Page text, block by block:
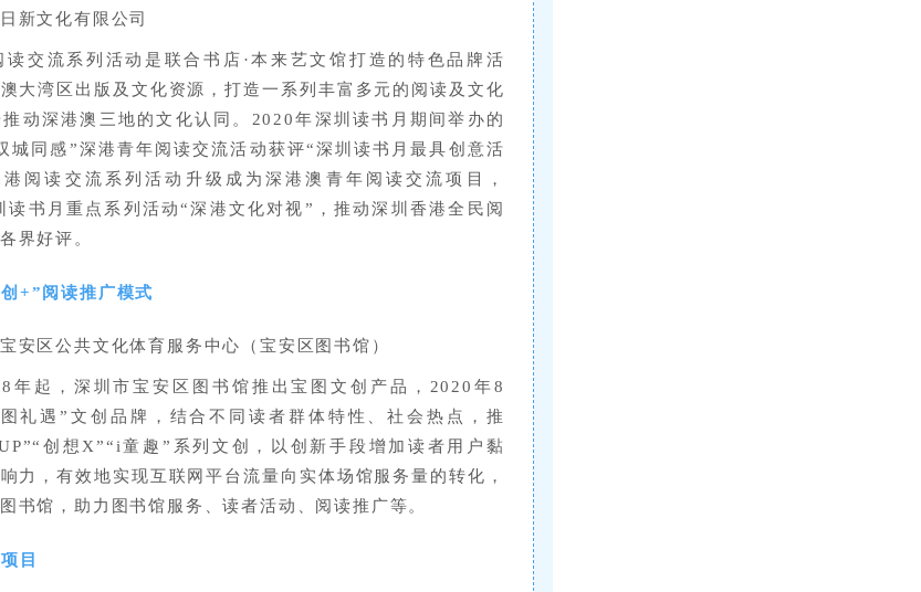
新文化有限公司
读交流系列活动是联合书店·本来艺文馆打造的特色品牌活
大湾区出版及文化资源，打造一系列丰富多元的阅读及文化
动深港澳三地的文化认同。2020年深圳读书月期间举办的
城同感”深港青年阅读交流活动获评“深圳读书月最具创意活
阅读交流系列活动升级成为深港澳青年阅读交流项目，
读书月重点系列活动“深港文化对视”，推动深圳香港全民阅
界好评。
+”阅读推广模式
宝安区公共文化体育服务中心（宝安区图书馆）
年起，深圳市宝安区图书馆推出宝图文创产品，2020年8
礼遇”文创品牌，结合不同读者群体特性、社会热点，推
创想X”“i童趣”系列文创，以创新手段增加读者用户黏
力，有效地实现互联网平台流量向实体场馆服务量的转化，
书馆，助力图书馆服务、读者活动、阅读推广等。
目